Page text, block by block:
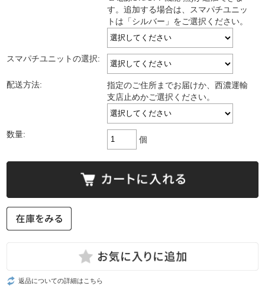
す。追加する場合は、スマパチユニッ
トは「シルバー」をご選択ください。
スマパチユニットの選択:
配送方法:
指定のご住所までお届けか、西濃運輸
支店止めかご選択ください。
数量:
個
返品についての詳細はこちら